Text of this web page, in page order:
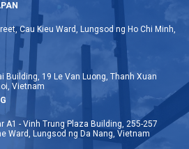
Cau Kieu Ward, Lungsod ng Ho Chi Minh,
Building, 19 Le Van Luong, Thanh Xuan
Vietnam
A1 - Vinh Trung Plaza Building, 255-257
Ward, Lungsod ng Da Nang, Vietnam